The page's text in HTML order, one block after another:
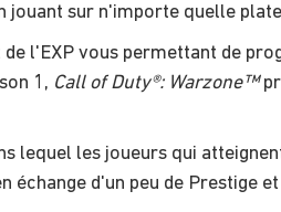
jouant sur n'importe quelle
l'EXP vous permettant de
1, Call of Duty®: Warzone™
lequel les joueurs qui
d'un peu de Prestige